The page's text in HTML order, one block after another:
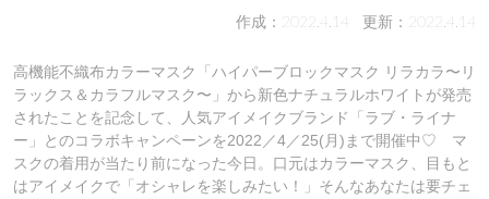
作成：2022.4.14 更新：2022.4.14
高機能不織布カラーマスク「ハイパーブロックマスク リラカラ〜リ
ラックス＆カラフルマスク〜」から新色ナチュラルホワイトが発売
されたことを記念して、人気アイメイクブランド「ラブ・ライナ
ー」とのコラボキャンペーンを2022／4／25(月)まで開催中♡ マ
スクの着用が当たり前になった今日。口元はカラーマスク、目もと
はアイメイクで「オシャレを楽しみたい！」そんなあなたは要チェ